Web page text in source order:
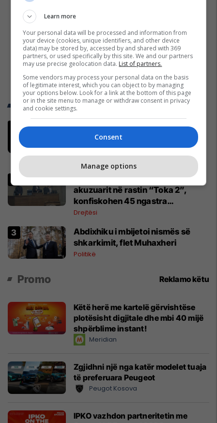
Trend Telegrafi
"Nëse është përfshirë, ka gabuar
rëndë, nuk i falet", Abdixhiku i çon
“selam” Përparim Ramës
32 vjet burgim për katër të
akuzuarit në rastin “Toka 2”,
konfiskohen 45 ngastra
kadastrale
Drejtësi
Abdixhiku i mbijetoi nismës së
shkarkimit, flet Muhaxheri
Politikë
Promo Reklamo këtu
Këtë herë me kartelë gërvishtëse
plotësisht digjitale dhe mbi 40 mijë
shpërblime instant!
Meridian
Zgjidhni një nga katër modelet tuaja
të preferuara Peugeot
Peugot Kosova
IPKO vazhdon partneritetin me
Learn more
Your personal data will be processed and information from
your device (cookies, unique identifiers, and other device
data) may be stored by, accessed by and shared with 369
partners, or used specifically by this site. We and our partners
may use precise geolocation data. List of partners.
Some vendors may process your personal data on the basis
of legitimate interest, which you can object to by managing
your options below. Look for a link at the bottom of this page
or in the site menu to manage or withdraw consent in privacy
and cookie settings.
Consent
Manage options